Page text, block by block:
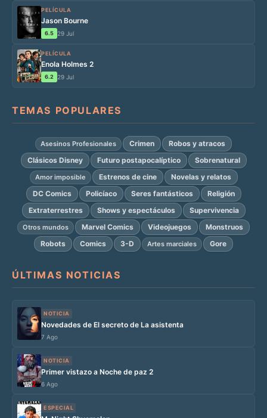
PELÍCULA
Jason Bourne
6.5 29 Jul
PELÍCULA
Enola Holmes 2
6.2 29 Jul
TEMAS POPULARES
Asesinos Profesionales Crimen
Robos y atracos
Clásicos Disney
Futuro postapocalíptico Sobrenatural
Amor imposible Estrenos de cine
Novelas y relatos
DC Comics
Policíaco Seres fantásticos
Religión
Extraterrestres
Shows y espectáculos Supervivencia
Otros mundos Marvel Comics Videojuegos
Monstruos
Robots
Comics 3-D Artes marciales Gore
ÚLTIMAS NOTICIAS
NOTICIA
Novedades de El secreto de La asistenta
7 Ago
NOTICIA
Primer vistazo a Noche de paz 2
6 Ago
ESPECIAL